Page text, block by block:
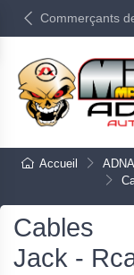
Commerçants
Accueil
Cables
Jack -